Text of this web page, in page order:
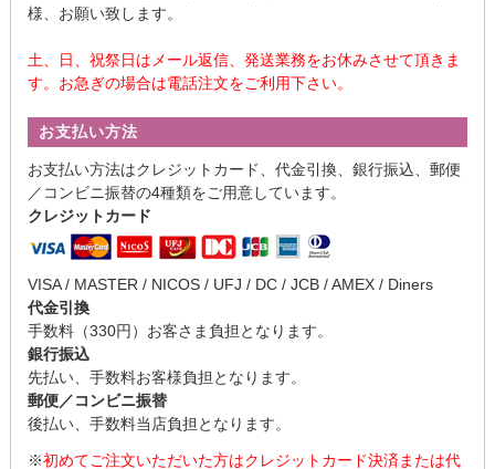
様、お願い致します。
土、日、祝祭日はメール返信、発送業務をお休みさせて頂きま
す。お急ぎの場合は電話注文をご利用下さい。
お支払い方法
お支払い方法はクレジットカード、代金引換、銀行振込、郵便
／コンビニ振替の4種類をご用意しています。
クレジットカード
VISA / MASTER / NICOS / UFJ / DC / JCB / AMEX / Diners
代金引換
手数料（330円）お客さま負担となります。
銀行振込
先払い、手数料お客様負担となります。
郵便／コンビニ振替
後払い、手数料当店負担となります。
※初めてご注文いただいた方はクレジットカード決済または代